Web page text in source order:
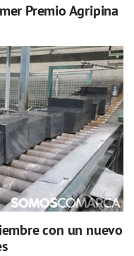
Premio Agripina
con un nuevo